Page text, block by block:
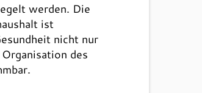
werden. Die
ist
nicht nur
des